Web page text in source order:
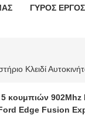
ΓΎΡΟΣ
902Mhz
Edge Fusion